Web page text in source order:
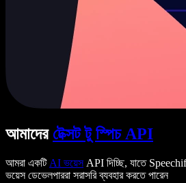
আমাদের টেক্সট টু স্পিচ API
আমরা একটি AI ভয়েসAPI দিচ্ছি, যাতে
ভয়েস ডেভেলপাররা সরাসরি ব্যবহার করতে পারেন